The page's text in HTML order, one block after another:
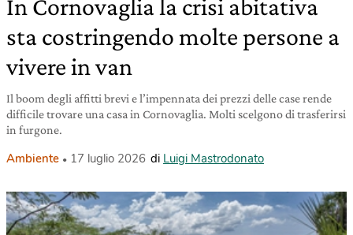
In Cornovaglia la crisi abitativa
sta costringendo molte persone a
vivere in van
Il boom degli affitti brevi e l’impennata dei prezzi delle case rende
difficile trovare una casa in Cornovaglia. Molti scelgono di trasferirsi
in furgone.
Ambiente 17 luglio 2026 di Luigi Mastrodonato